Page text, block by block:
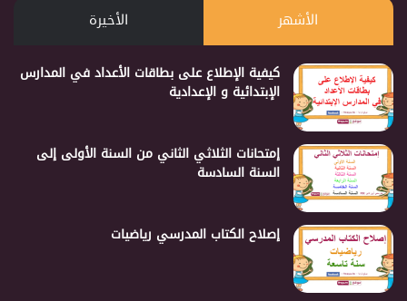
الأشهر الأخيرة
كيفية الإطلاع على بطاقات الأعداد في المدارس
الإبتدائية و الإعدادية
إمتحانات الثلاثي الثاني من السنة الأولى إلى
السنة السادسة
إصلاح الكتاب المدرسي رياضيات